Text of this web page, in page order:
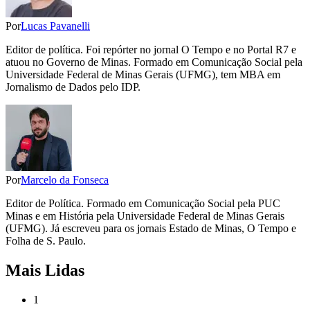
PorLucas Pavanelli
Editor de política. Foi repórter no jornal O Tempo e no Portal R7 e
atuou no Governo de Minas. Formado em Comunicação Social pela
Universidade Federal de Minas Gerais (UFMG), tem MBA em
Jornalismo de Dados pelo IDP.
PorMarcelo da Fonseca
Editor de Política. Formado em Comunicação Social pela PUC
Minas e em História pela Universidade Federal de Minas Gerais
(UFMG). Já escreveu para os jornais Estado de Minas, O Tempo e
Folha de S. Paulo.
Mais Lidas
1